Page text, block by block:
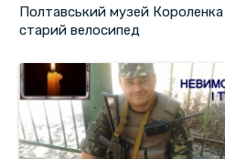
Полтавський музей
старий велосипед